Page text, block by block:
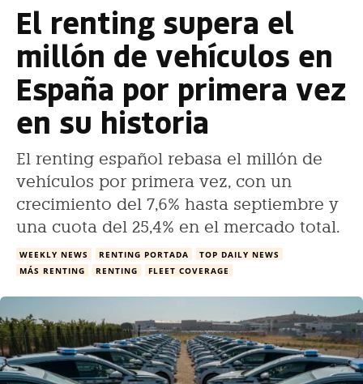
El renting supera el
millón de vehículos en
España por primera vez
en su historia
El renting español rebasa el millón de
vehículos por primera vez, con un
crecimiento del 7,6% hasta septiembre y
una cuota del 25,4% en el mercado total.
WEEKLY NEWS RENTING PORTADA
TOP DAILY NEWS
MÁS RENTING
RENTING FLEET COVERAGE